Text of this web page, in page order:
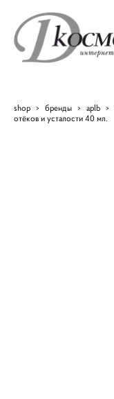
shop > бренды > aplb >
отёков и усталости 40 мл.